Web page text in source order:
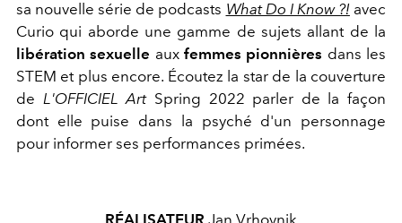
sa nouvelle série de podcasts What Do I Know ?!avec
Curio qui aborde une gamme de sujets allant de la
libération sexuelle auxfemmes pionnières dans les
STEM et plus encore. Écoutez la star de la couverture
de L'OFFICIEL ArtSpring 2022 parler de la façon
dont elle puise dans la psyché d'un personnage
pour informer ses performances primées.